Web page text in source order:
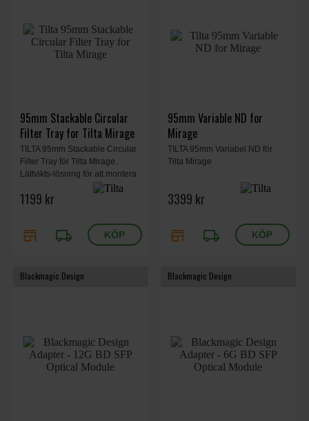
95mm Stackable Circular
Filter Tray for Tilta Mirage
TILTA 95mm Stackable Circular
Filter Tray för Tilta Mirage.
Lättvikts-lösning för att montera
1199 kr
store local_shipping
95mm Variable ND for
Mirage
TILTA 95mm Variabel ND för
Tilta Mirage
3399 kr
store local_shipping
Blackmagic Design Blackmagic Design